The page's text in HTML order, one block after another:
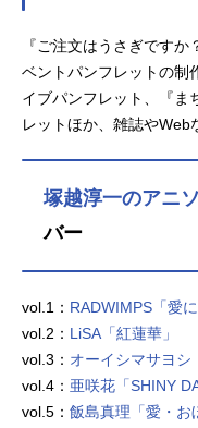
『ご注文はうさぎです
ベントパンフレットの制
イブパンフレット、『ま
レットほか、雑誌やWeb
塚越淳一のアニ
バー
vol.1： RADWIMPS「愛
vol.2： LiSA「紅蓮華」
vol.3： オーイシマサヨシ
vol.4： 亜咲花「SHINY
vol.5： 飯島真理「愛・お